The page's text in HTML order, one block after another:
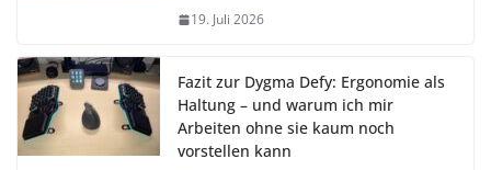
19. Juli 2026
Fazit zur Dygma Defy: Ergonomie als
Haltung – und warum ich mir
Arbeiten ohne sie kaum noch
vorstellen kann